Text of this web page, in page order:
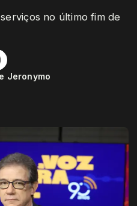
no último fim de
Jeronymo